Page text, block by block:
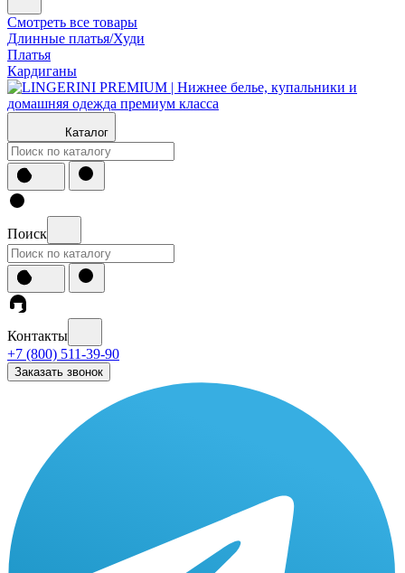
Смотреть все товары
Длинные платья/Худи
Платья
Кардиганы
Каталог
Поиск
Контакты
+7 (800) 511-39-90
Заказать звонок